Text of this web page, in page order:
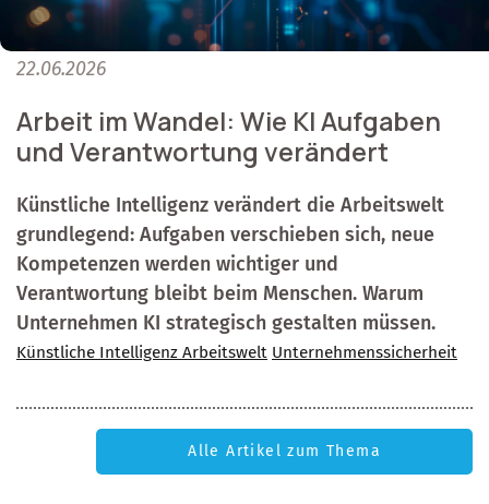
22.06.2026
Arbeit im Wandel: Wie KI Aufgaben
und Verantwortung verändert
Künstliche Intelligenz verändert die Arbeitswelt
grundlegend: Aufgaben verschieben sich, neue
Kompetenzen werden wichtiger und
Verantwortung bleibt beim Menschen. Warum
Unternehmen KI strategisch gestalten müssen.
Künstliche Intelligenz Arbeitswelt Unternehmenssicherheit
Alle Artikel zum Thema